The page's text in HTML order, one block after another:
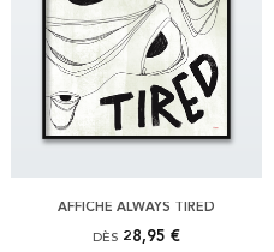
AFFICHE ALWAYS TIRED
DÈS 28,95 €